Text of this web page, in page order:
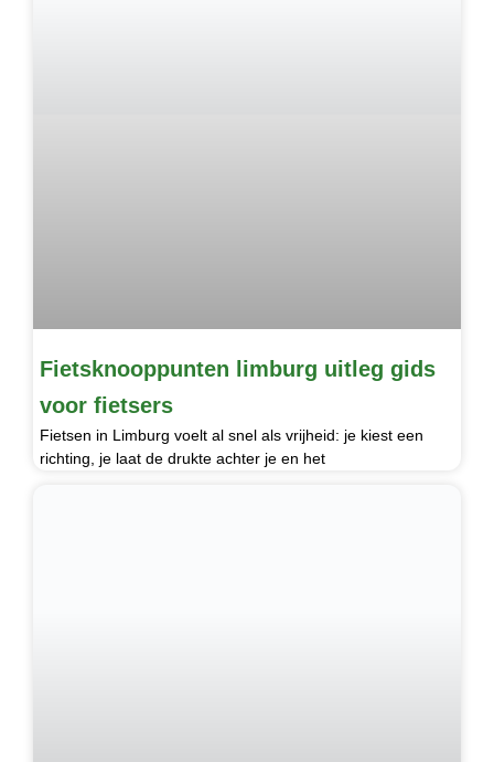
Fietsknooppunten limburg uitleg gids
voor fietsers
Fietsen in Limburg voelt al snel als vrijheid: je kiest een
richting, je laat de drukte achter je en het